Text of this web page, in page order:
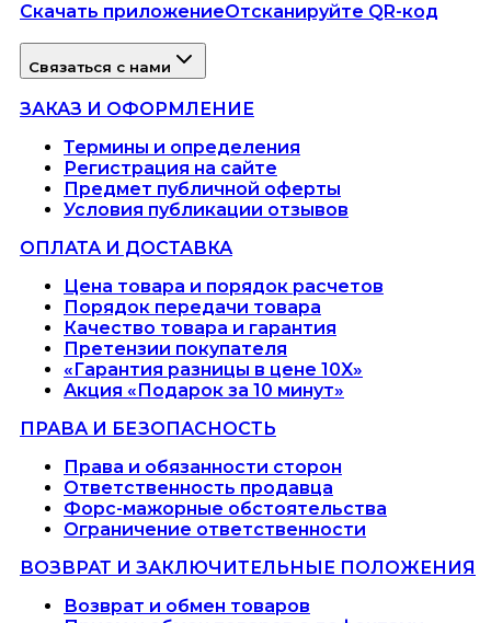
Скачать приложениеОтсканируйте QR-код
Связаться с нами
ЗАКАЗ И ОФОРМЛЕНИЕ
Термины и определения
Регистрация на сайте
Предмет публичной оферты
Условия публикации отзывов
ОПЛАТА И ДОСТАВКА
Цена товара и порядок расчетов
Порядок передачи товара
Качество товара и гарантия
Претензии покупателя
«Гарантия разницы в цене 10X»
Акция «Подарок за 10 минут»
ПРАВА И БЕЗОПАСНОСТЬ
Права и обязанности сторон
Ответственность продавца
Форс-мажорные обстоятельства
Ограничение ответственности
ВОЗВРАТ И ЗАКЛЮЧИТЕЛЬНЫЕ ПОЛОЖЕНИЯ
Возврат и обмен товаров